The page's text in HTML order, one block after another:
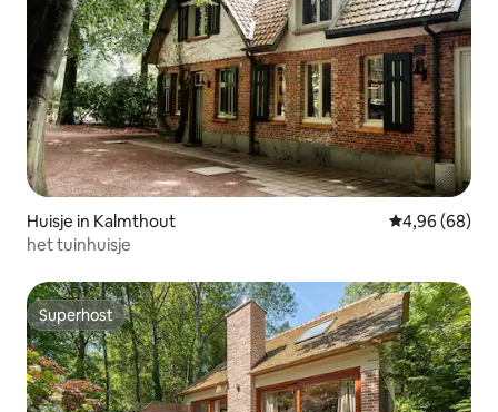
Huisje in Kalmthout Gemiddelde
4,96 (68)
het tuinhuisje
Superhost
Superhost